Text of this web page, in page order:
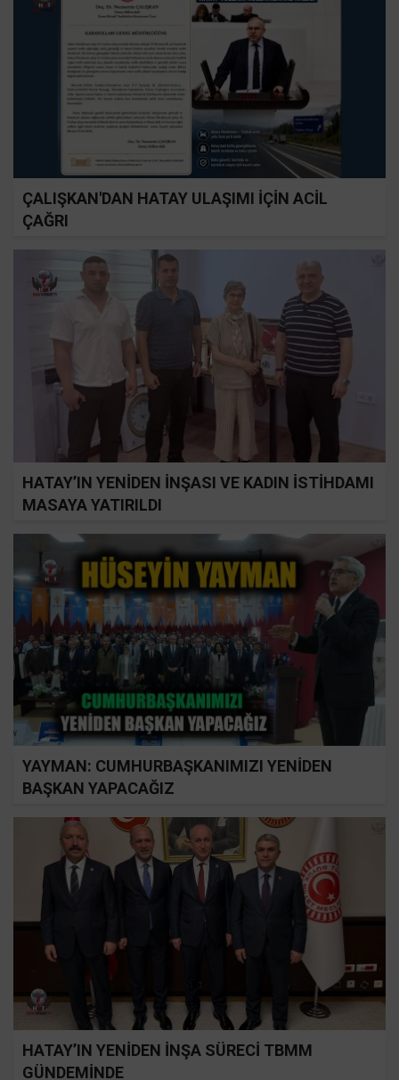
ÇALIŞKAN'DAN HATAY ULAŞIMI İÇİN ACİL
ÇAĞRI
HATAY’IN YENİDEN İNŞASI VE KADIN İSTİHDAMI
MASAYA YATIRILDI
YAYMAN: CUMHURBAŞKANIMIZI YENİDEN
BAŞKAN YAPACAĞIZ
HATAY’IN YENİDEN İNŞA SÜRECİ TBMM
GÜNDEMİNDE